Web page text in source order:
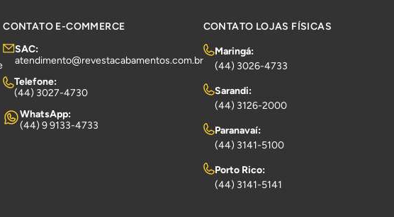
CONTATO E-COMMERCE
SAC:
atendimento@revestacabamentos.com.br
Telefone:
(44) 3027-4730
WhatsApp:
(44) 9 9133-4733
CONTATO LOJAS FÍSICAS
Maringá:
(44) 3026-4733
Sarandi:
(44) 3126-2000
Paranavaí:
(44) 3141-5100
Porto Rico:
(44) 3141-5141